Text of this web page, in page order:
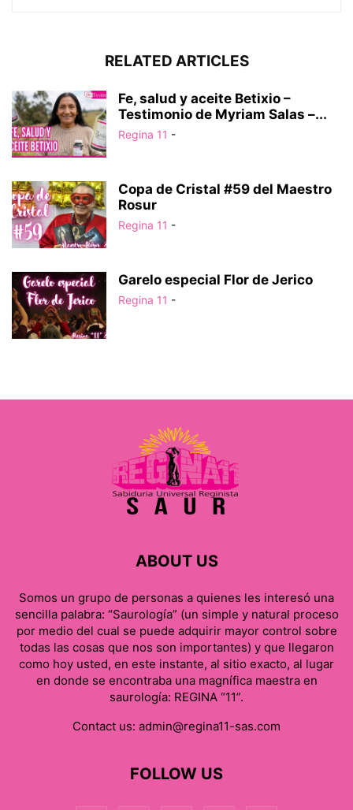
RELATED ARTICLES
Fe, salud y aceite Betixio –
Testimonio de Myriam Salas –...
Regina 11 -
Copa de Cristal #59 del Maestro
Rosur
Regina 11 -
Garelo especial Flor de Jerico
Regina 11 -
ABOUT US
Somos un grupo de personas a quienes les interesó una
sencilla palabra: “Saurología” (un simple y natural proceso
por medio del cual se puede adquirir mayor control sobre
todas las cosas que nos son importantes) y que llegaron
como hoy usted, en este instante, al sitio exacto, al lugar
en donde se encontraba una magnífica maestra en
saurología: REGINA “11”.
Contact us: admin@regina11-sas.com
FOLLOW US